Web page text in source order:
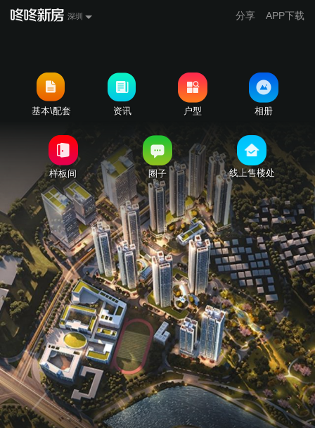
深圳 分享 APP下载
基本\配套 资讯 户型 相册
样板间 圈子 线上售楼处